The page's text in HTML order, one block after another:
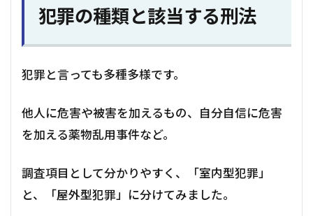
犯罪の種類と該当する刑法
犯罪と言っても多種多様です。
他人に危害や被害を加えるもの、自分自信に危害
を加える薬物乱用事件など。
調査項目として分かりやすく、「室内型犯罪」
と、「屋外型犯罪」に分けてみました。